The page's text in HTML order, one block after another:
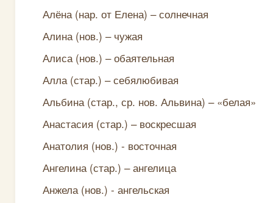
Алёна (нар. от Елена) – солнечная
Алина (нов.) – чужая
Алиса (нов.) – обаятельная
Алла (стар.) – себялюбивая
Альбина (стар., ср. нов. Альвина) – «белая»
Анастасия (стар.) – воскресшая
Анатолия (нов.) - восточная
Ангелина (стар.) – ангелица
Анжела (нов.) - ангельская